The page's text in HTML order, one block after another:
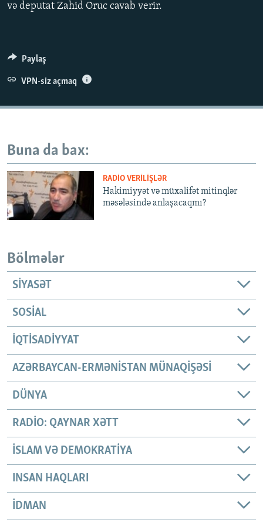
İNFOQRAFIKA
AZƏRBAYCAN ƏDƏBIYYATI KITABXANASI
İZ - MƏDƏNIYYƏT PROQRAMI
MISSIYAMIZ
MATERIALLARIMIZDAN ISTIFADƏ
AZADLIQRADIOSU MOBIL TELEFONUNUZDA
RFE/RL-in bütün saytları
və deputat Zahid Oruc cavab verir.
Paylaş
VPN-siz açmaq
Buna da bax:
RADIO VERILIŞLƏR
Hakimiyyət və müxalifət mitinqlər
məsələsində anlaşacaqmı?
Bölmələr
SIYASƏT
SOSIAL
İQTISADIYYAT
AZƏRBAYCAN-ERMƏNISTAN MÜNAQIŞƏSI
DÜNYA
RADIO: QAYNAR XƏTT
İSLAM VƏ DEMOKRATIYA
INSAN HAQLARI
İDMAN